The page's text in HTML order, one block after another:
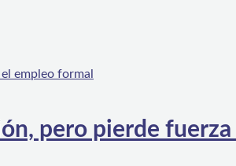
pero pierde